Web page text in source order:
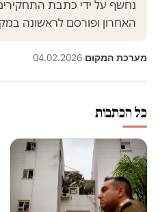
נחשף על ידי כתבת
האחרון ופורסם לראשונה
מערכת המקום·
04.02.2026
כל הכתבות